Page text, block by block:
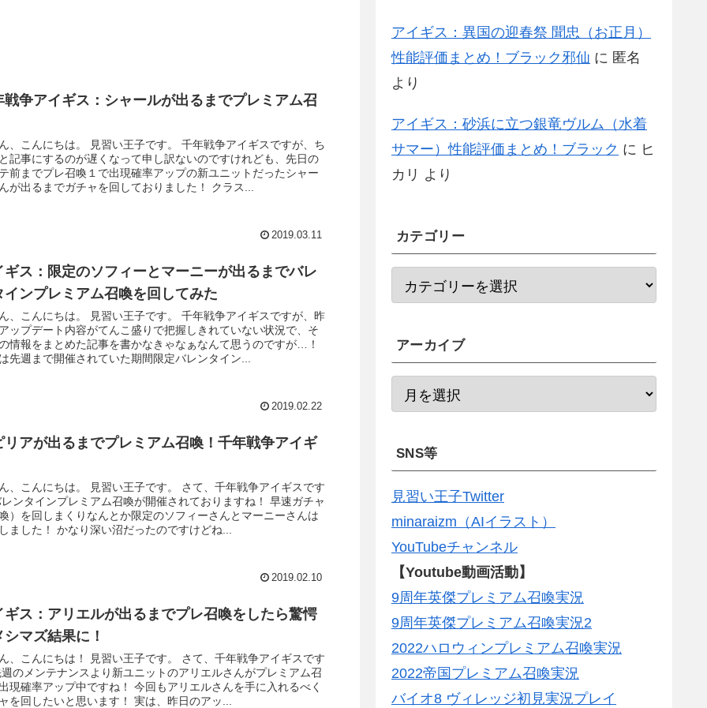
戦争アイギス：シャールが出るまでプレミアム召
、こんにちは。 見習い王子です。 千年戦争アイギスですが、ち
記事にするのが遅くなって申し訳ないのですけれども、先日の
前までプレ召喚１で出現確率アップの新ユニットだったシャー
が出るまでガチャを回しておりました！ クラス...
2019.03.11
ギス：限定のソフィーとマーニーが出るまでバレ
インプレミアム召喚を回してみた
、こんにちは。 見習い王子です。 千年戦争アイギスですが、昨
ップデート内容がてんこ盛りで把握しきれていない状況で、そ
情報をまとめた記事を書かなきゃなぁなんて思うのですが…！
先週まで開催されていた期間限定バレンタイン...
2019.02.22
リアが出るまでプレミアム召喚！千年戦争アイギ
、こんにちは。 見習い王子です。 さて、千年戦争アイギスです
ンタインプレミアム召喚が開催されておりますね！ 早速ガチャ
）を回しまくりなんとか限定のソフィーさんとマーニーさんは
ました！ かなり深い沼だったのですけどね...
2019.02.10
ギス：アリエルが出るまでプレ召喚をしたら驚愕
シマズ結果に！
、こんにちは！ 見習い王子です。 さて、千年戦争アイギスです
のメンテナンスより新ユニットのアリエルさんがプレミアム召
現確率アップ中ですね！ 今回もアリエルさんを手に入れるべく
を回したいと思います！ 実は、昨日のアッ...
アイギス：異国の迎春祭 聞忠（お正月）
性能評価まとめ！ブラック邪仙 に 匿名
より
アイギス：砂浜に立つ銀竜ヴルム（水着
サマー）性能評価まとめ！ブラック に ヒ
カリ より
カテゴリー
アーカイブ
SNS等
見習い王子Twitter
minaraizm（AIイラスト）
YouTubeチャンネル
【Youtube動画活動】
9周年英傑プレミアム召喚実況
9周年英傑プレミアム召喚実況2
2022ハロウィンプレミアム召喚実況
2022帝国プレミアム召喚実況
バイオ8 ヴィレッジ初見実況プレイ